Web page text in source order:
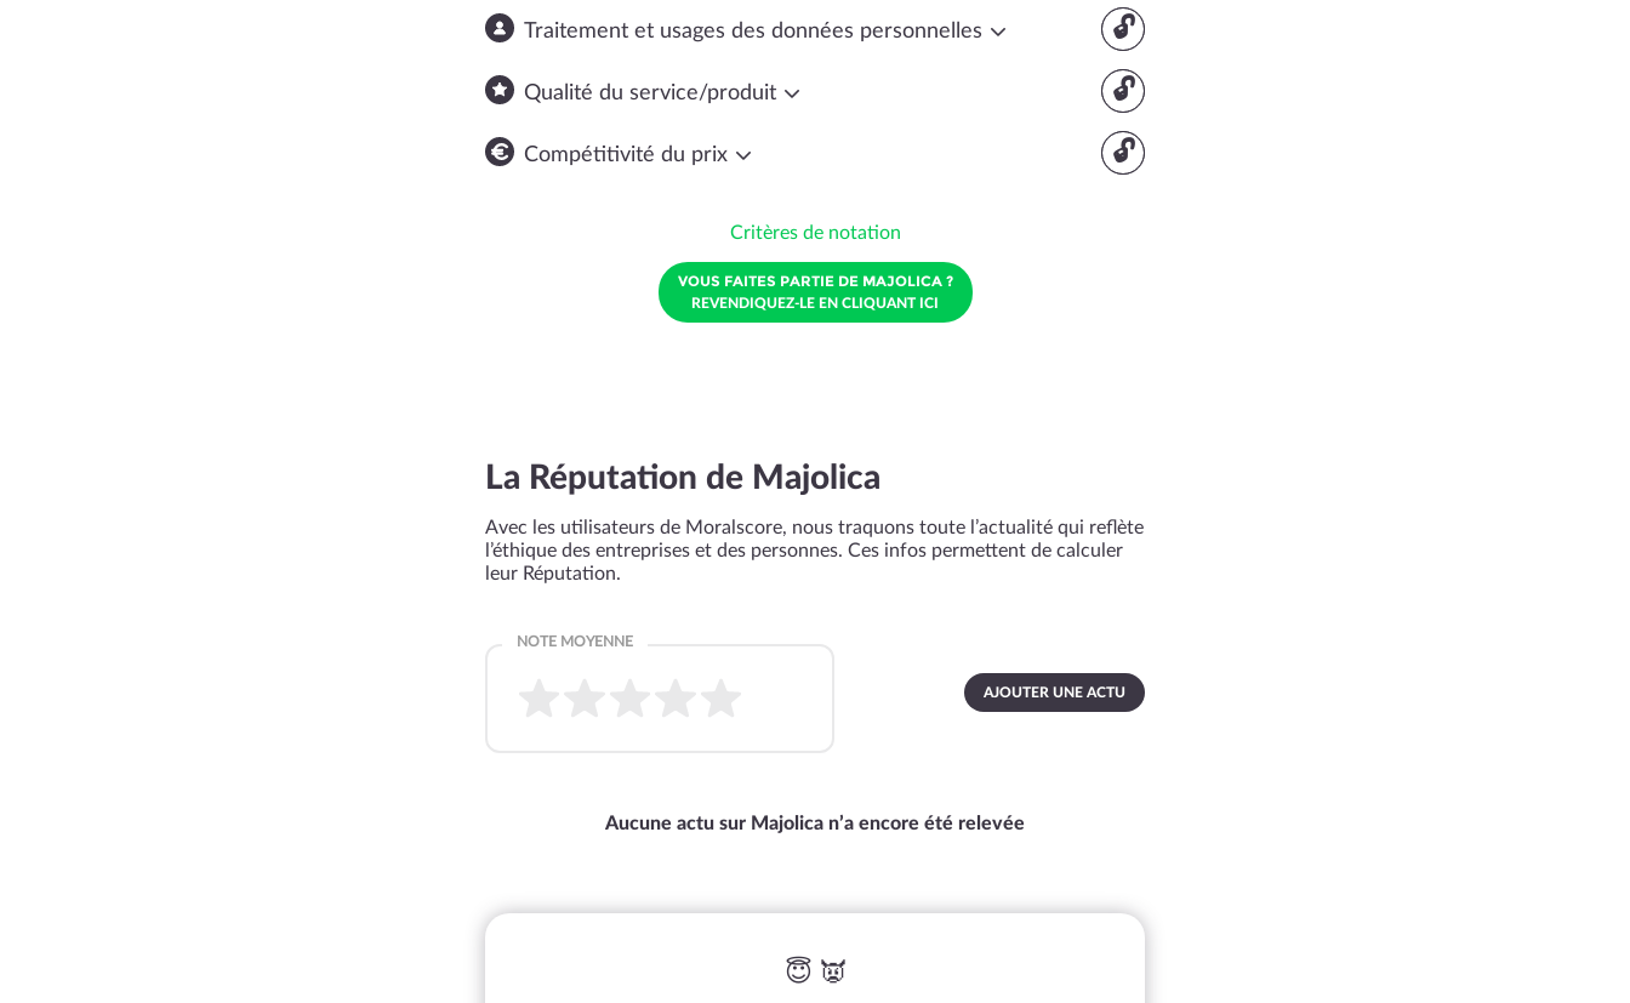
🔓
Traitement et usages des données personnelles
🔓
Qualité du service/produit
🔓
Compétitivité du prix
Critères de notation
VOUS FAITES PARTIE DE MAJOLICA ?
REVENDIQUEZ-LE EN CLIQUANT ICI
La Réputation de Majolica
Avec les utilisateurs de Moralscore, nous traquons toute l’actualité qui reflète
l’éthique des entreprises et des personnes. Ces infos permettent de calculer
leur Réputation.
AJOUTER UNE ACTU
Aucune actu sur Majolica n’a encore été relevée
😇 👿